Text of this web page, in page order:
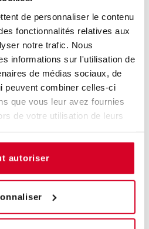
de personnaliser le contenu
fonctionnalités relatives aux
notre trafic. Nous
informations sur l'utilisation de
de médias sociaux, de
peuvent combiner celles-ci
que vous leur avez fournies
de votre utilisation de leurs
autoriser
contenu pour les produits
industrie cosmétique :
et HACCP - Ref : RISKCOS
n°4:Production
de production
critiques - Ref :